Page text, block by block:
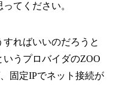
てください。
ればいいのだろうと
うプロバイダのZOO
固定IPでネット接続が